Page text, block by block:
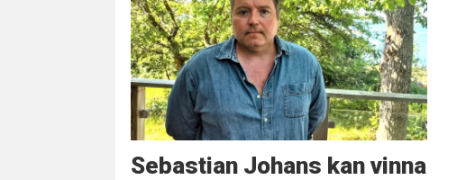
Sebastian Johans kan vinna